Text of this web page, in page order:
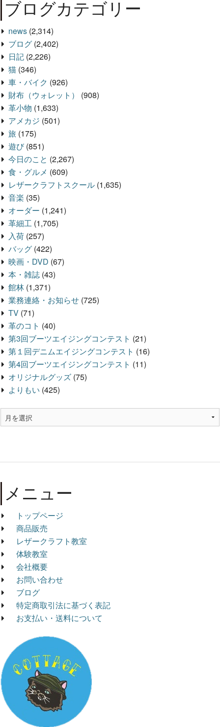
ブログカテゴリー
news (2,314)
ブログ (2,402)
日記 (2,226)
猫 (346)
車・バイク (926)
財布（ウォレット）
(908)
革小物 (1,633)
アメカジ (501)
旅 (175)
遊び(851)
今日のこと (2,267)
食・グルメ (609)
レザークラフトスクール (1,635)
音楽 (35)
オーダー (1,241)
革細工 (1,705)
入荷 (257)
バッグ (422)
映画・DVD (67)
本・雑誌 (43)
館林 (1,371)
業務連絡・お知らせ (725)
TV (71)
革のコト (40)
第3回ブーツエイジングコンテスト (21)
第１回デニムエイジングコンテスト (16)
第4回ブーツエイジングコンテスト (11)
オリジナルグッズ (75)
よりもい (425)
メニュー
トップページ
商品販売
レザークラフト教室
体験教室
会社概要
お問い合わせ
ブログ
特定商取引法に基づく表記
お支払い・送料について